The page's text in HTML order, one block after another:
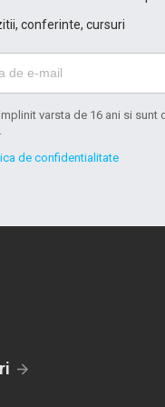
conferinte, cursuri
varsta de 16 ani si sunt
de confidentialitate